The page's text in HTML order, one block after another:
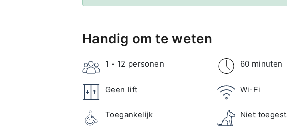
Handig om te weten
1 - 12 personen 60 minuten
Geen lift Wi-Fi
Toegankelijk Niet